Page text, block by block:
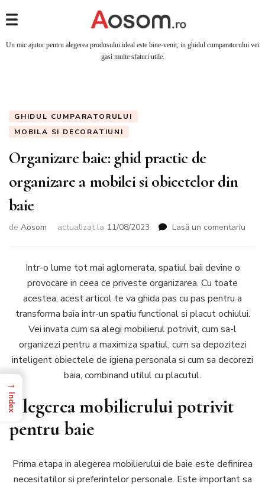
Un mic ajutor pentru alegerea produsului ideal este bine-venit, in ghidul cumparatorului vei
gasi multe sfaturi utile.
GHIDUL CUMPARATORULUI
MOBILA SI DECORATIUNI
Organizare baie: ghid practic de
organizare a mobilei si obiectelor din
baie
de Aosom actualizat la 11/08/2023 Lasă un comentariu
a
si
din
Intr-o lume tot mai aglomerata, spatiul baii devine o
provocare in ceea ce priveste organizarea. Cu toate
acestea, acest articol te va ghida pas cu pas pentru a
transforma baia intr-un spatiu functional si placut ochiului.
Vei invata cum sa alegi mobilierul potrivit, cum sa-l
organizezi pentru a maximiza spatiul, cum sa depozitezi
inteligent obiectele de igiena personala si cum sa decorezi
baia, combinand utilul cu placutul.
Alegerea mobilierului potrivit
pentru baie
Prima etapa in alegerea mobilierului de baie este definirea
necesitatilor si preferintelor personale. Este important sa
→
Index